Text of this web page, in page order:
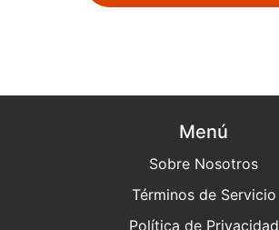
Menú
Sobre Nosotros
Términos de Servicio
Política de Privacidad